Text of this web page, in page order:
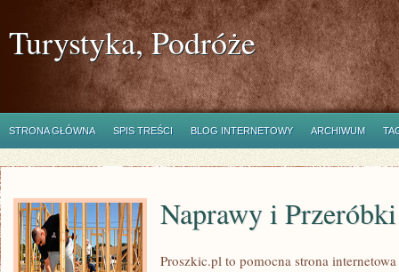
Turystyka, Podróże
STRONA GŁÓWNA SPIS TREŚCI BLOG INTERNETOWY ARCHIWUM
Naprawy i Przeróbki
Proszkic.pl to pomocna strona